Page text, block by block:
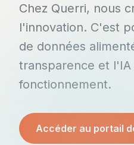
Chez Querri, nous
l'innovation. C'est
de données
transparence et
fonctionnement.
Accéder au portail